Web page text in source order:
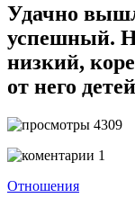
Удачно
успешный.
низкий,
от него детей
4309
1
Отношения